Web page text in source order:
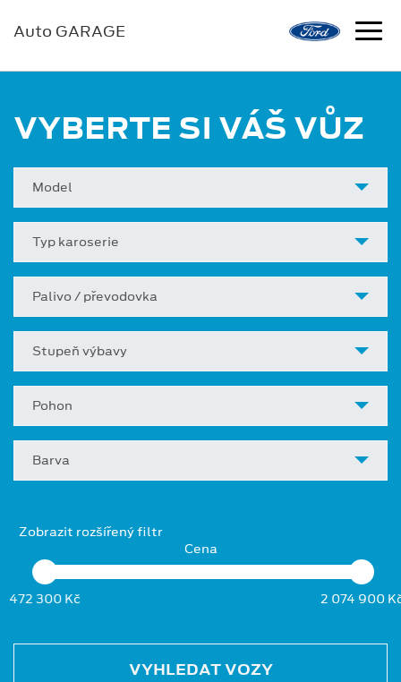
Auto GARAGE
VYBERTE SI VÁŠ VŮZ
Model
Typ karoserie
Palivo / převodovka
Stupeň výbavy
Pohon
Barva
Zobrazit rozšířený filtr
Cena
472 300 Kč 2 074 900
VYHLEDAT VOZY